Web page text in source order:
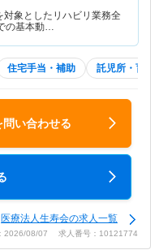
対象としたリハビリ業務全
の基本動…
住宅手当・補助 託児所・育児
問い合わせる
医療法人生寿会の求人一覧
2026/08/07 求人番号：10121774